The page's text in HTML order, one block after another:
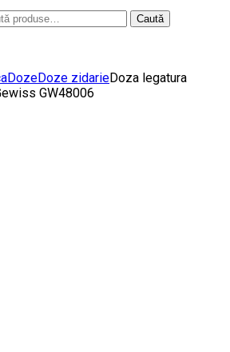
Caută
DozeDoze zidarieDoza legatura
GW48006